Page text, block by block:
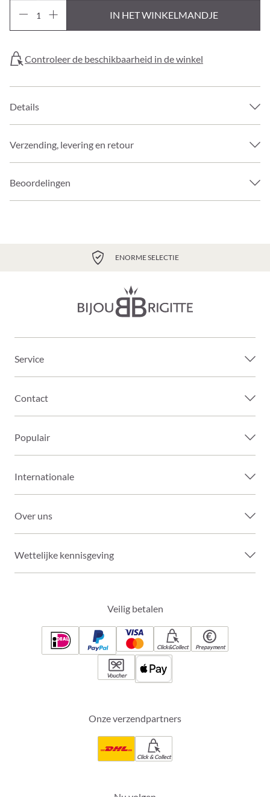
IN HET WINKELMANDJE
Controleer de beschikbaarheid in de winkel
Details
Verzending, levering en retour
Beoordelingen
ENORME SELECTIE
Service
Contact
Populair
Internationale
Over uns
Wettelijke kennisgeving
Veilig betalen
Click&Collect Prepayment
Voucher
Onze verzendpartners
Click & Collect